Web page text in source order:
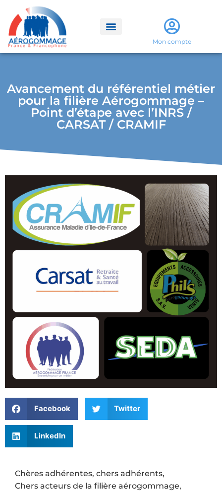
Mon compte
Avancement du référentiel métier
pour la filière Aérogommage –
Point d’étape avec l’INRS /
CARSAT / CRAMIF
Facebook Twitter
LinkedIn
Chères adhérentes, chers adhérents,
Chers acteurs de la filière aérogommage,